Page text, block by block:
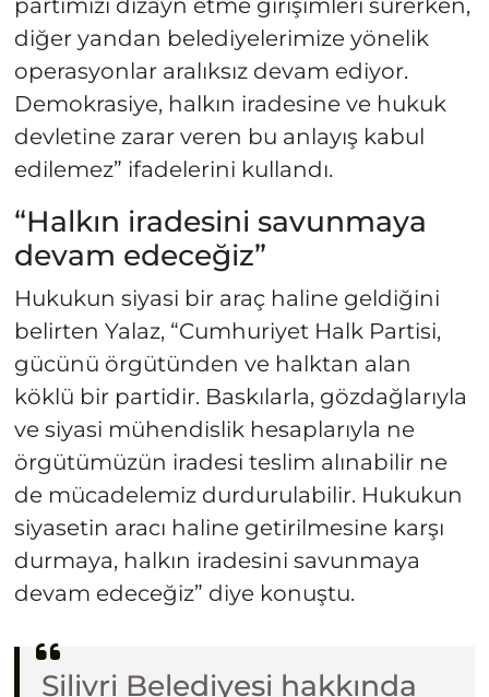
partimizi dizayn etme girişimleri sürerken,
diğer yandan belediyelerimize yönelik
operasyonlar aralıksız devam ediyor.
Demokrasiye, halkın iradesine ve hukuk
devletine zarar veren bu anlayış kabul
edilemez” ifadelerini kullandı.
“Halkın iradesini savunmaya
devam edeceğiz”
Hukukun siyasi bir araç haline geldiğini
belirten Yalaz, “Cumhuriyet Halk Partisi,
gücünü örgütünden ve halktan alan
köklü bir partidir. Baskılarla, gözdağlarıyla
ve siyasi mühendislik hesaplarıyla ne
örgütümüzün iradesi teslim alınabilir ne
de mücadelemiz durdurulabilir. Hukukun
siyasetin aracı haline getirilmesine karşı
durmaya, halkın iradesini savunmaya
devam edeceğiz” diye konuştu.
Silivri Belediyesi hakkında